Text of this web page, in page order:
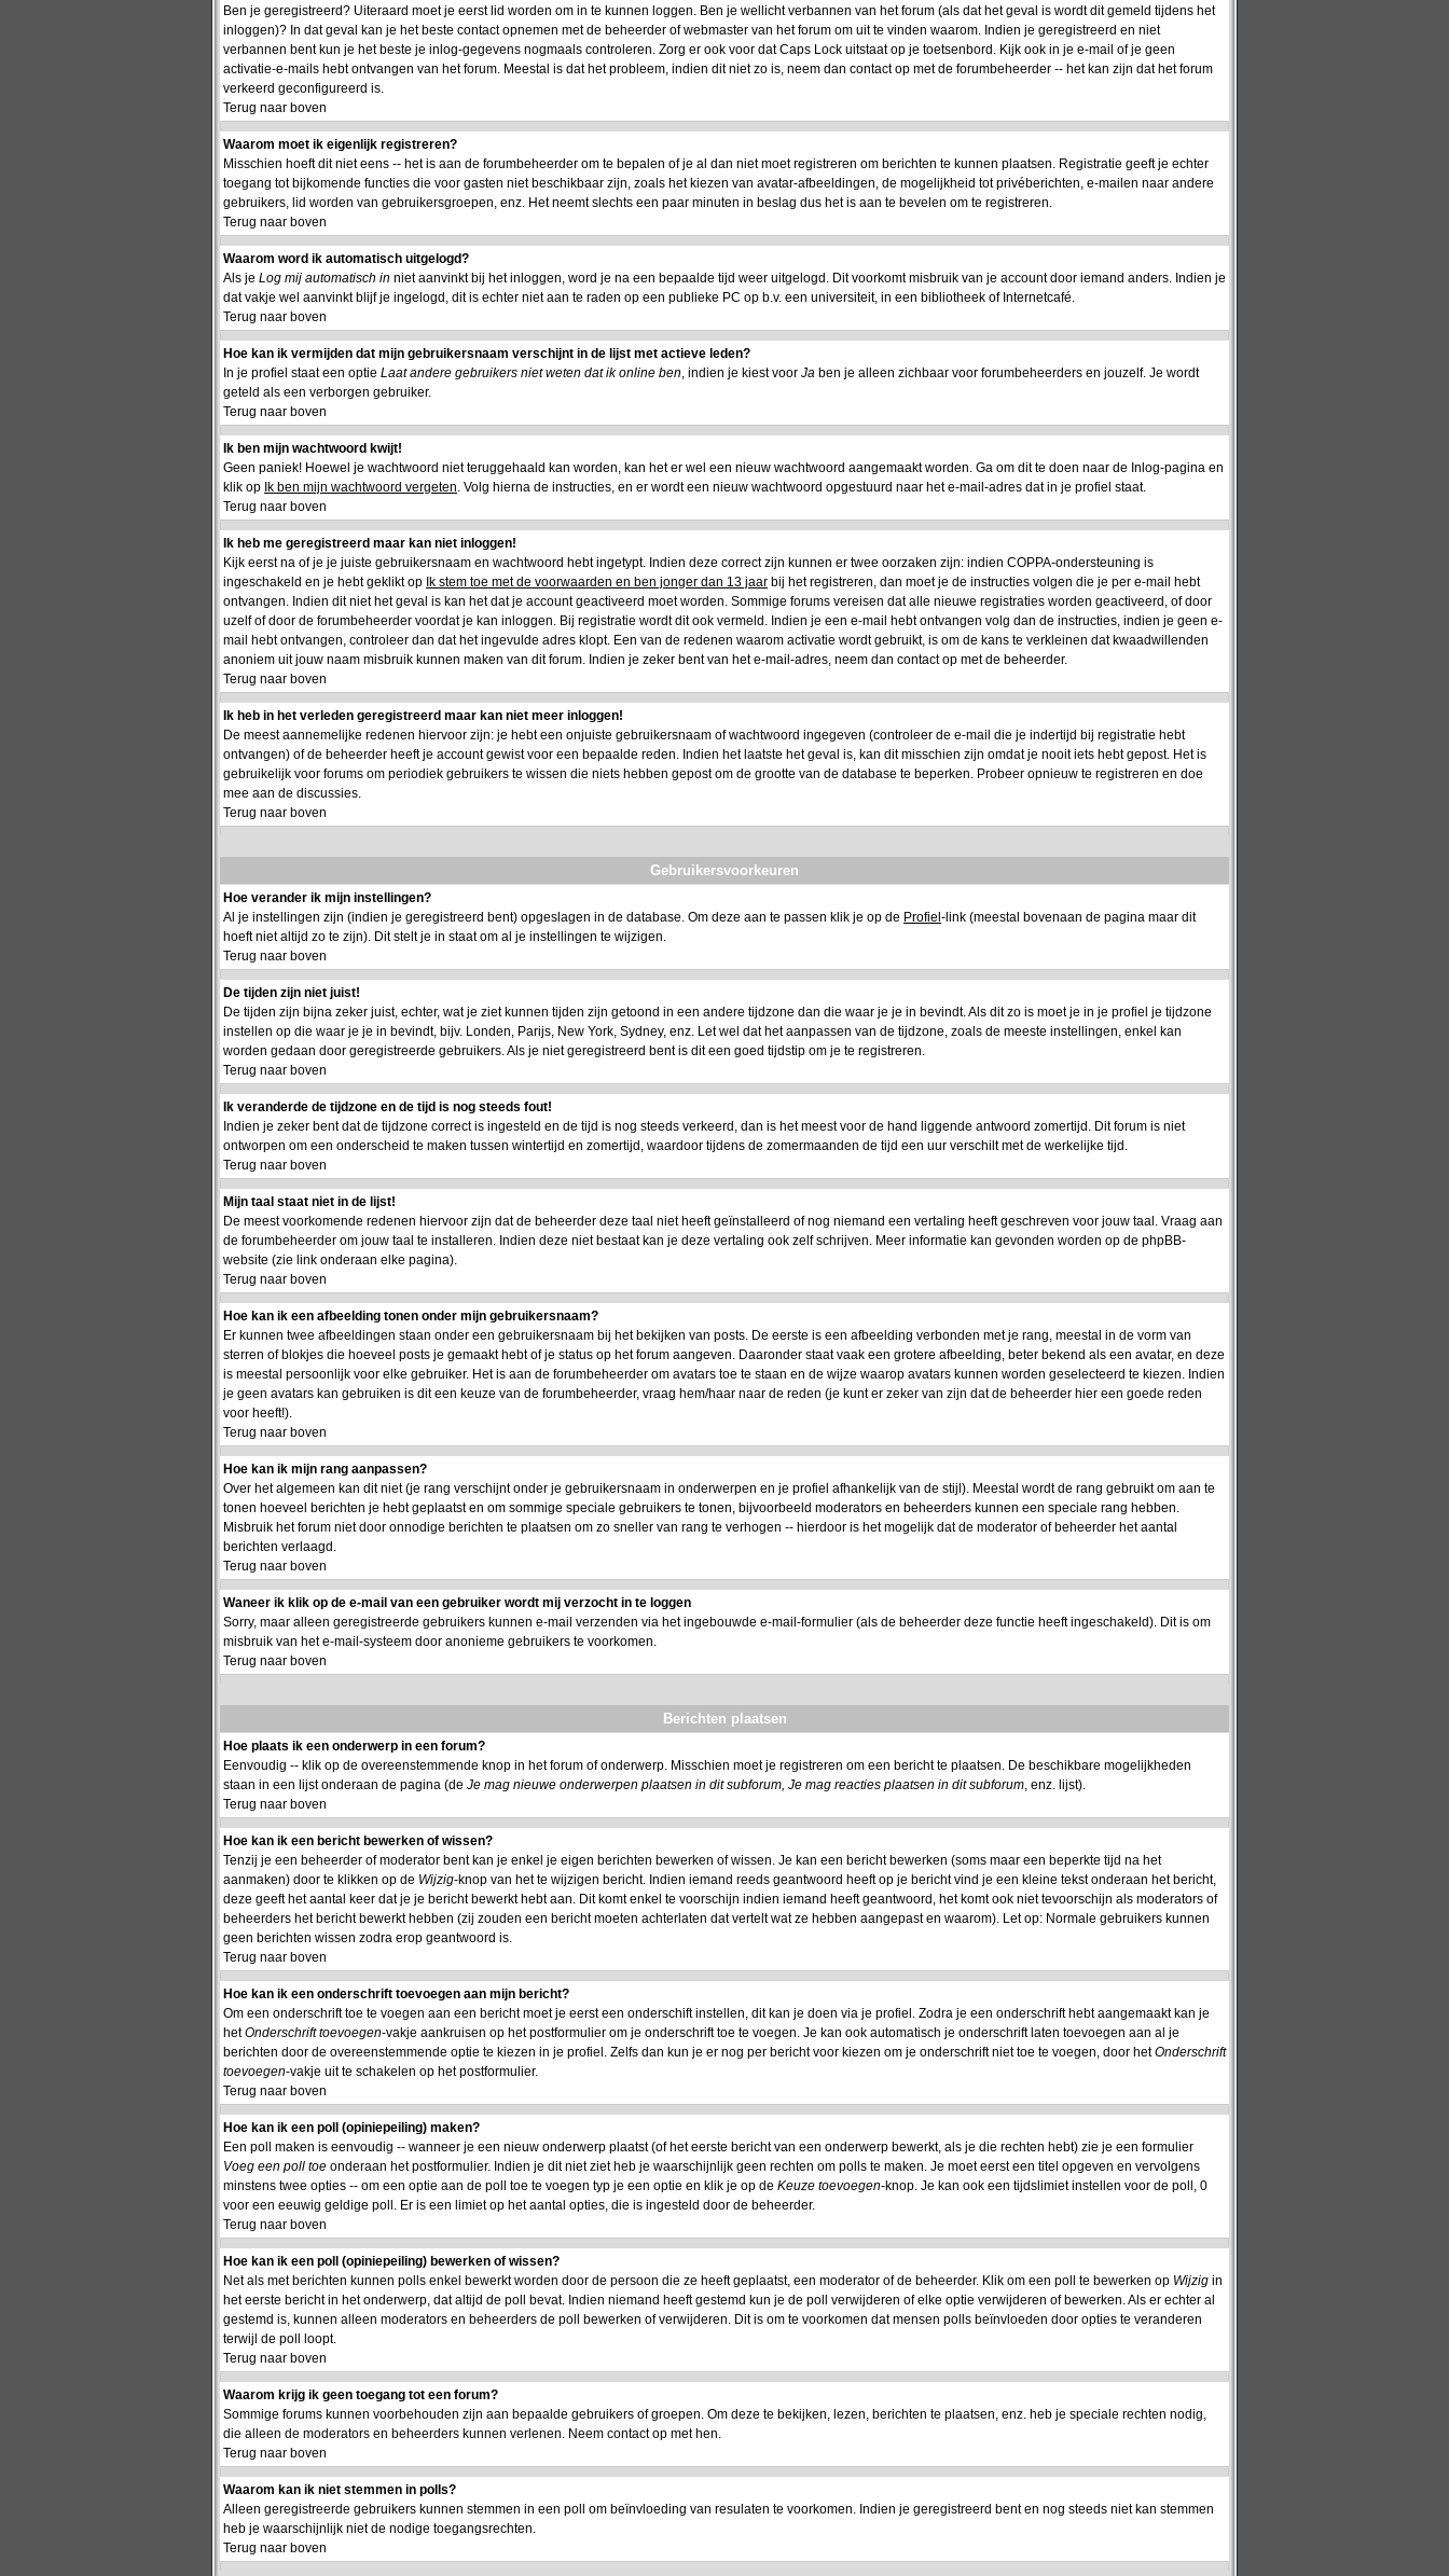
Ben je geregistreerd? Uiteraard moet je eerst lid worden om in te kunnen loggen. Ben je wellicht verbannen van het forum (als dat het geval is wordt dit gemeld tijdens het
inloggen)? In dat geval kan je het beste contact opnemen met de beheerder of webmaster van het forum om uit te vinden waarom. Indien je geregistreerd en niet
verbannen bent kun je het beste je inlog-gegevens nogmaals controleren. Zorg er ook voor dat Caps Lock uitstaat op je toetsenbord. Kijk ook in je e-mail of je geen
activatie-e-mails hebt ontvangen van het forum. Meestal is dat het probleem, indien dit niet zo is, neem dan contact op met de forumbeheerder -- het kan zijn dat het forum
verkeerd geconfigureerd is.
Terug naar boven
Waarom moet ik eigenlijk registreren?
Misschien hoeft dit niet eens -- het is aan de forumbeheerder om te bepalen of je al dan niet moet registreren om berichten te kunnen plaatsen. Registratie geeft je echter
toegang tot bijkomende functies die voor gasten niet beschikbaar zijn, zoals het kiezen van avatar-afbeeldingen, de mogelijkheid tot privéberichten, e-mailen naar andere
gebruikers, lid worden van gebruikersgroepen, enz. Het neemt slechts een paar minuten in beslag dus het is aan te bevelen om te registreren.
Terug naar boven
Waarom word ik automatisch uitgelogd?
Als je Log mij automatisch in niet aanvinkt bij het inloggen, word je na een bepaalde tijd weer uitgelogd. Dit voorkomt misbruik van je account door iemand anders. Indien je
dat vakje wel aanvinkt blijf je ingelogd, dit is echter niet aan te raden op een publieke PC op b.v. een universiteit, in een bibliotheek of Internetcafé.
Terug naar boven
Hoe kan ik vermijden dat mijn gebruikersnaam verschijnt in de lijst met actieve leden?
In je profiel staat een optie Laat andere gebruikers niet weten dat ik online ben, indien je kiest voor Ja ben je alleen zichbaar voor forumbeheerders en jouzelf. Je wordt
geteld als een verborgen gebruiker.
Terug naar boven
Ik ben mijn wachtwoord kwijt!
Geen paniek! Hoewel je wachtwoord niet teruggehaald kan worden, kan het er wel een nieuw wachtwoord aangemaakt worden. Ga om dit te doen naar de Inlog-pagina en
klik op Ik ben mijn wachtwoord vergeten. Volg hierna de instructies, en er wordt een nieuw wachtwoord opgestuurd naar het e-mail-adres dat in je profiel staat.
Terug naar boven
Ik heb me geregistreerd maar kan niet inloggen!
Kijk eerst na of je je juiste gebruikersnaam en wachtwoord hebt ingetypt. Indien deze correct zijn kunnen er twee oorzaken zijn: indien COPPA-ondersteuning is
ingeschakeld en je hebt geklikt op Ik stem toe met de voorwaarden en ben jonger dan 13 jaar bij het registreren, dan moet je de instructies volgen die je per e-mail hebt
ontvangen. Indien dit niet het geval is kan het dat je account geactiveerd moet worden. Sommige forums vereisen dat alle nieuwe registraties worden geactiveerd, of door
uzelf of door de forumbeheerder voordat je kan inloggen. Bij registratie wordt dit ook vermeld. Indien je een e-mail hebt ontvangen volg dan de instructies, indien je geen e-
mail hebt ontvangen, controleer dan dat het ingevulde adres klopt. Een van de redenen waarom activatie wordt gebruikt, is om de kans te verkleinen dat kwaadwillenden
anoniem uit jouw naam misbruik kunnen maken van dit forum. Indien je zeker bent van het e-mail-adres, neem dan contact op met de beheerder.
Terug naar boven
Ik heb in het verleden geregistreerd maar kan niet meer inloggen!
De meest aannemelijke redenen hiervoor zijn: je hebt een onjuiste gebruikersnaam of wachtwoord ingegeven (controleer de e-mail die je indertijd bij registratie hebt
ontvangen) of de beheerder heeft je account gewist voor een bepaalde reden. Indien het laatste het geval is, kan dit misschien zijn omdat je nooit iets hebt gepost. Het is
gebruikelijk voor forums om periodiek gebruikers te wissen die niets hebben gepost om de grootte van de database te beperken. Probeer opnieuw te registreren en doe
mee aan de discussies.
Terug naar boven
Gebruikersvoorkeuren
Hoe verander ik mijn instellingen?
Al je instellingen zijn (indien je geregistreerd bent) opgeslagen in de database. Om deze aan te passen klik je op de Profiel -link (meestal bovenaan de pagina maar dit
hoeft niet altijd zo te zijn). Dit stelt je in staat om al je instellingen te wijzigen.
Terug naar boven
De tijden zijn niet juist!
De tijden zijn bijna zeker juist, echter, wat je ziet kunnen tijden zijn getoond in een andere tijdzone dan die waar je je in bevindt. Als dit zo is moet je in je profiel je tijdzone
instellen op die waar je je in bevindt, bijv. Londen, Parijs, New York, Sydney, enz. Let wel dat het aanpassen van de tijdzone, zoals de meeste instellingen, enkel kan
worden gedaan door geregistreerde gebruikers. Als je niet geregistreerd bent is dit een goed tijdstip om je te registreren.
Terug naar boven
Ik veranderde de tijdzone en de tijd is nog steeds fout!
Indien je zeker bent dat de tijdzone correct is ingesteld en de tijd is nog steeds verkeerd, dan is het meest voor de hand liggende antwoord zomertijd. Dit forum is niet
ontworpen om een onderscheid te maken tussen wintertijd en zomertijd, waardoor tijdens de zomermaanden de tijd een uur verschilt met de werkelijke tijd.
Terug naar boven
Mijn taal staat niet in de lijst!
De meest voorkomende redenen hiervoor zijn dat de beheerder deze taal niet heeft geïnstalleerd of nog niemand een vertaling heeft geschreven voor jouw taal. Vraag aan
de forumbeheerder om jouw taal te installeren. Indien deze niet bestaat kan je deze vertaling ook zelf schrijven. Meer informatie kan gevonden worden op de phpBB-
website (zie link onderaan elke pagina).
Terug naar boven
Hoe kan ik een afbeelding tonen onder mijn gebruikersnaam?
Er kunnen twee afbeeldingen staan onder een gebruikersnaam bij het bekijken van posts. De eerste is een afbeelding verbonden met je rang, meestal in de vorm van
sterren of blokjes die hoeveel posts je gemaakt hebt of je status op het forum aangeven. Daaronder staat vaak een grotere afbeelding, beter bekend als een avatar, en deze
is meestal persoonlijk voor elke gebruiker. Het is aan de forumbeheerder om avatars toe te staan en de wijze waarop avatars kunnen worden geselecteerd te kiezen. Indien
je geen avatars kan gebruiken is dit een keuze van de forumbeheerder, vraag hem/haar naar de reden (je kunt er zeker van zijn dat de beheerder hier een goede reden
voor heeft!).
Terug naar boven
Hoe kan ik mijn rang aanpassen?
Over het algemeen kan dit niet (je rang verschijnt onder je gebruikersnaam in onderwerpen en je profiel afhankelijk van de stijl). Meestal wordt de rang gebruikt om aan te
tonen hoeveel berichten je hebt geplaatst en om sommige speciale gebruikers te tonen, bijvoorbeeld moderators en beheerders kunnen een speciale rang hebben.
Misbruik het forum niet door onnodige berichten te plaatsen om zo sneller van rang te verhogen -- hierdoor is het mogelijk dat de moderator of beheerder het aantal
berichten verlaagd.
Terug naar boven
Waneer ik klik op de e-mail van een gebruiker wordt mij verzocht in te loggen
Sorry, maar alleen geregistreerde gebruikers kunnen e-mail verzenden via het ingebouwde e-mail-formulier (als de beheerder deze functie heeft ingeschakeld). Dit is om
misbruik van het e-mail-systeem door anonieme gebruikers te voorkomen.
Terug naar boven
Berichten plaatsen
Hoe plaats ik een onderwerp in een forum?
Eenvoudig -- klik op de overeenstemmende knop in het forum of onderwerp. Misschien moet je registreren om een bericht te plaatsen. De beschikbare mogelijkheden
staan in een lijst onderaan de pagina (de Je mag nieuwe onderwerpen plaatsen in dit subforum, Je mag reacties plaatsen in dit subforum, enz. lijst).
Terug naar boven
Hoe kan ik een bericht bewerken of wissen?
Tenzij je een beheerder of moderator bent kan je enkel je eigen berichten bewerken of wissen. Je kan een bericht bewerken (soms maar een beperkte tijd na het
aanmaken) door te klikken op de Wijzig-knop van het te wijzigen bericht. Indien iemand reeds geantwoord heeft op je bericht vind je een kleine tekst onderaan het bericht,
deze geeft het aantal keer dat je je bericht bewerkt hebt aan. Dit komt enkel te voorschijn indien iemand heeft geantwoord, het komt ook niet tevoorschijn als moderators of
beheerders het bericht bewerkt hebben (zij zouden een bericht moeten achterlaten dat vertelt wat ze hebben aangepast en waarom). Let op: Normale gebruikers kunnen
geen berichten wissen zodra erop geantwoord is.
Terug naar boven
Hoe kan ik een onderschrift toevoegen aan mijn bericht?
Om een onderschrift toe te voegen aan een bericht moet je eerst een onderschift instellen, dit kan je doen via je profiel. Zodra je een onderschrift hebt aangemaakt kan je
hetOnderschrift toevoegen-vakje aankruisen op het postformulier om je onderschrift toe te voegen. Je kan ook automatisch je onderschrift laten toevoegen aan al je
berichten door de overeenstemmende optie te kiezen in je profiel. Zelfs dan kun je er nog per bericht voor kiezen om je onderschrift niet toe te voegen, door hetOnderschrift
toevoegen-vakje uit te schakelen op het postformulier.
Terug naar boven
Hoe kan ik een poll (opiniepeiling) maken?
Een poll maken is eenvoudig -- wanneer je een nieuw onderwerp plaatst (of het eerste bericht van een onderwerp bewerkt, als je die rechten hebt) zie je een formulier
Voeg een poll toe onderaan het postformulier. Indien je dit niet ziet heb je waarschijnlijk geen rechten om polls te maken. Je moet eerst een titel opgeven en vervolgens
minstens twee opties -- om een optie aan de poll toe te voegen typ je een optie en klik je op de Keuze toevoegen-knop. Je kan ook een tijdslimiet instellen voor de poll, 0
voor een eeuwig geldige poll. Er is een limiet op het aantal opties, die is ingesteld door de beheerder.
Terug naar boven
Hoe kan ik een poll (opiniepeiling) bewerken of wissen?
Net als met berichten kunnen polls enkel bewerkt worden door de persoon die ze heeft geplaatst, een moderator of de beheerder. Klik om een poll te bewerken op Wijzig in
het eerste bericht in het onderwerp, dat altijd de poll bevat. Indien niemand heeft gestemd kun je de poll verwijderen of elke optie verwijderen of bewerken. Als er echter al
gestemd is, kunnen alleen moderators en beheerders de poll bewerken of verwijderen. Dit is om te voorkomen dat mensen polls beïnvloeden door opties te veranderen
terwijl de poll loopt.
Terug naar boven
Waarom krijg ik geen toegang tot een forum?
Sommige forums kunnen voorbehouden zijn aan bepaalde gebruikers of groepen. Om deze te bekijken, lezen, berichten te plaatsen, enz. heb je speciale rechten nodig,
die alleen de moderators en beheerders kunnen verlenen. Neem contact op met hen.
Terug naar boven
Waarom kan ik niet stemmen in polls?
Alleen geregistreerde gebruikers kunnen stemmen in een poll om beïnvloeding van resulaten te voorkomen. Indien je geregistreerd bent en nog steeds niet kan stemmen
heb je waarschijnlijk niet de nodige toegangsrechten.
Terug naar boven